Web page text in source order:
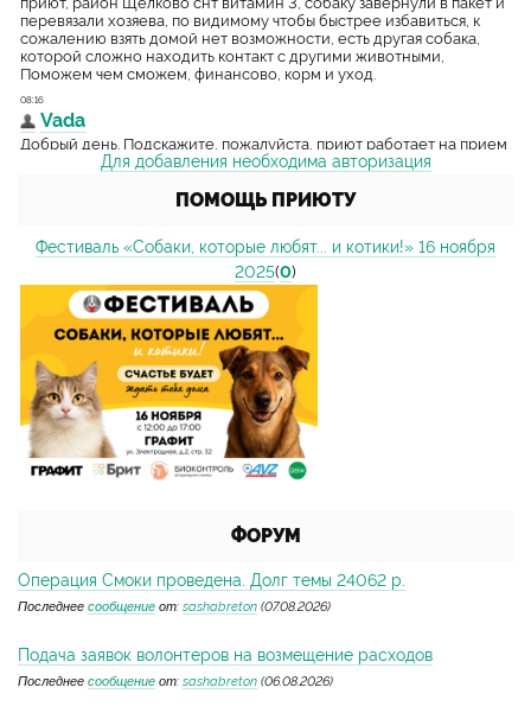
Для добавления необходима авторизация
ПОМОЩЬ ПРИЮТУ
Фестиваль «Собаки, которые любят... и котики!» 16 ноября
2025(0)
ФОРУМ
Операция Смоки проведена. Долг темы 24062 р.
Последнее сообщение от: sashabreton (07.08.2026)
Подача заявок волонтеров на возмещение расходов
Последнее сообщение от: sashabreton (06.08.2026)